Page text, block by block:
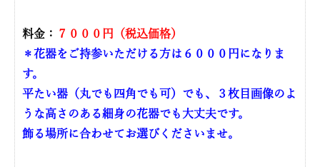
料金：
７０００円（税込価格）
＊花器をご持参いただける方は６０００円になりま
す。
平たい器（丸でも四角でも可）でも、３枚目画像のよ
うな高さのある細身の花器でも大丈夫です。
飾る場所に合わせてお選びくださいませ。